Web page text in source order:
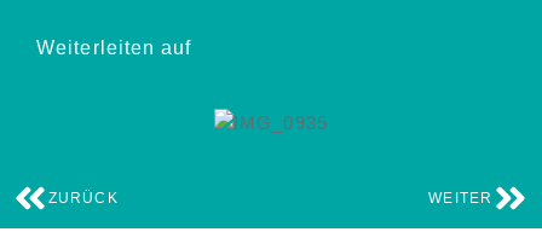
Weiterleiten auf
ZURÜCK WEITER